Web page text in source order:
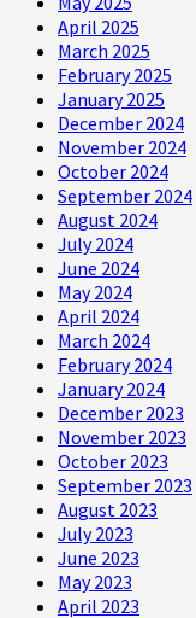
April 2025
March 2025
February 2025
January 2025
December 2024
November 2024
October 2024
September 2024
August 2024
July 2024
June 2024
May 2024
April 2024
March 2024
February 2024
January 2024
December 2023
November 2023
October 2023
September 2023
August 2023
July 2023
June 2023
May 2023
April 2023